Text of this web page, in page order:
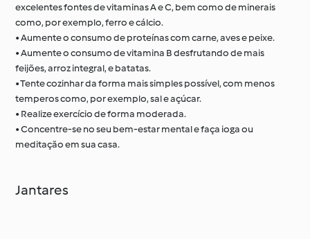
excelentes fontes de vitaminas A e C, bem como de minerais
como, por exemplo, ferro e cálcio.
• Aumente o consumo de proteínas com carne, aves e peixe.
• Aumente o consumo de vitamina B desfrutando de mais
feijões, arroz integral, e batatas.
• Tente cozinhar da forma mais simples possível, com menos
temperos como, por exemplo, sal e açúcar.
• Realize exercício de forma moderada.
• Concentre-se no seu bem-estar mental e faça ioga ou
meditação em sua casa.
Jantares